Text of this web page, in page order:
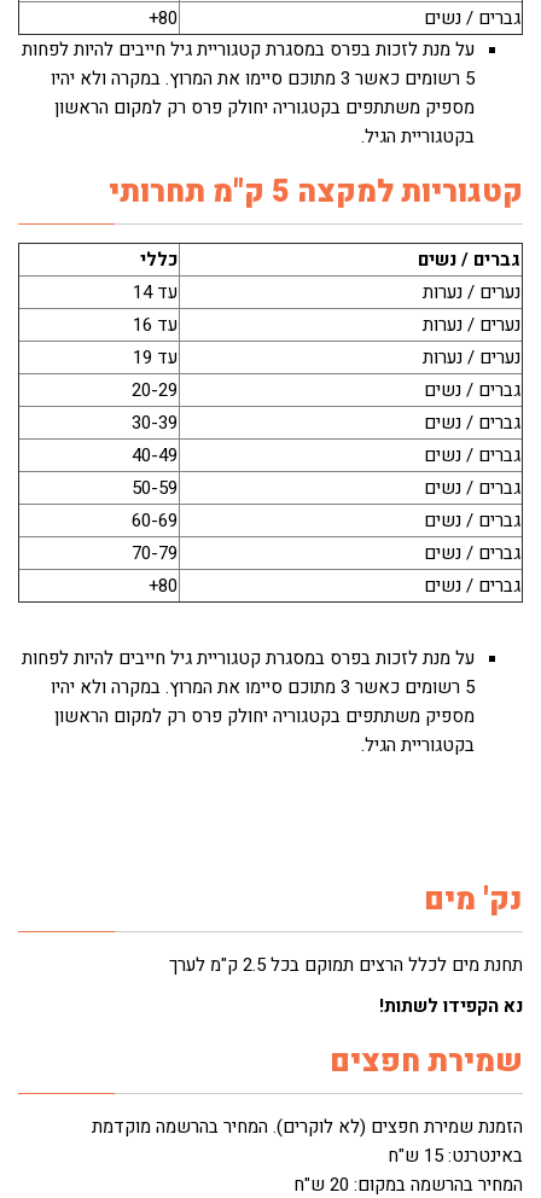
גברים / נשים
80+
על מנת לזכות בפרס במסגרת קטגוריית גיל חייבים להיות לפחות
5 רשומים כאשר 3 מתוכם סיימו את המרוץ. במקרה ולא יהיו
מספיק משתתפים בקטגוריה יחולק פרס רק למקום הראשון
בקטגוריית הגיל.
קטגוריות למקצה 5 ק"מ תחרותי
גברים / נשים
כללי
נערים / נערות
עד 14
נערים / נערות
עד 16
נערים / נערות
עד 19
גברים / נשים
20-29
גברים / נשים
30-39
גברים / נשים
40-49
גברים / נשים
50-59
גברים / נשים
60-69
גברים / נשים
70-79
גברים / נשים
80+
על מנת לזכות בפרס במסגרת קטגוריית גיל חייבים להיות לפחות
5 רשומים כאשר 3 מתוכם סיימו את המרוץ. במקרה ולא יהיו
מספיק משתתפים בקטגוריה יחולק פרס רק למקום הראשון
בקטגוריית הגיל.
נק' מים
תחנת מים לכלל הרצים תמוקם בכל 2.5 ק"מ לערך
נא הקפידו לשתות!
שמירת חפצים
הזמנת שמירת חפצים (לא לוקרים). המחיר בהרשמה מוקדמת
באינטרנט: 15 ש"ח
המחיר בהרשמה במקום: 20 ש"ח